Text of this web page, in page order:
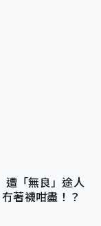
「無良」途人
著襪咁盡！？